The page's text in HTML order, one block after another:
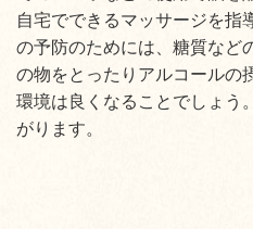
自宅でできるマッサージを指
の予防のためには、糖質など
の物をとったりアルコールの
環境は良くなることでしょう
がります。